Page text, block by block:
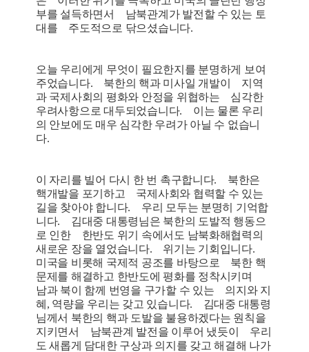
부를 설득하면서 남북관계가 발전할 수 있는 토
대를 주도적으로 닦으셨습니다.
오늘 우리에게 무엇이 필요한지를 분명하게 보여
주었습니다. 북한의 핵과 미사일 개발이 지역
과 국제사회의 평화와 안정을 위협하는 심각한
우려사항으로 대두되었습니다. 이는 물론 우리
의 안보에도 매우 심각한 우려가 아닐 수 없습니
다.
이 자리를 빌어 다시 한 번 촉구합니다. 북한은
핵개발을 포기하고 국제사회와 협력할 수 있는
길을 찾아야 합니다. 우리 모두는 분명히 기억합
니다. 김대중 대통령님은 북한의 도발적 행동으
로 인한 한반도 위기 속에서도 남북화해협력의
새로운 장을 열었습니다. 위기는 기회입니다.
미국을 비롯해 국제적 공조를 바탕으로 북한 핵
문제를 해결하고 한반도에 평화를 정착시키며
남과 북이 함께 번영을 구가할 수 있는 의지와 지
혜, 역량을 우리는 갖고 있습니다. 김대중 대통령
님께서 북한의 핵과 도발을 불용하겠다는 원칙을
지키면서 남북관계 발전을 이루어 냈듯이 우리
도 새롭게 담대한 구상과 의지를 갖고 해결해 나가